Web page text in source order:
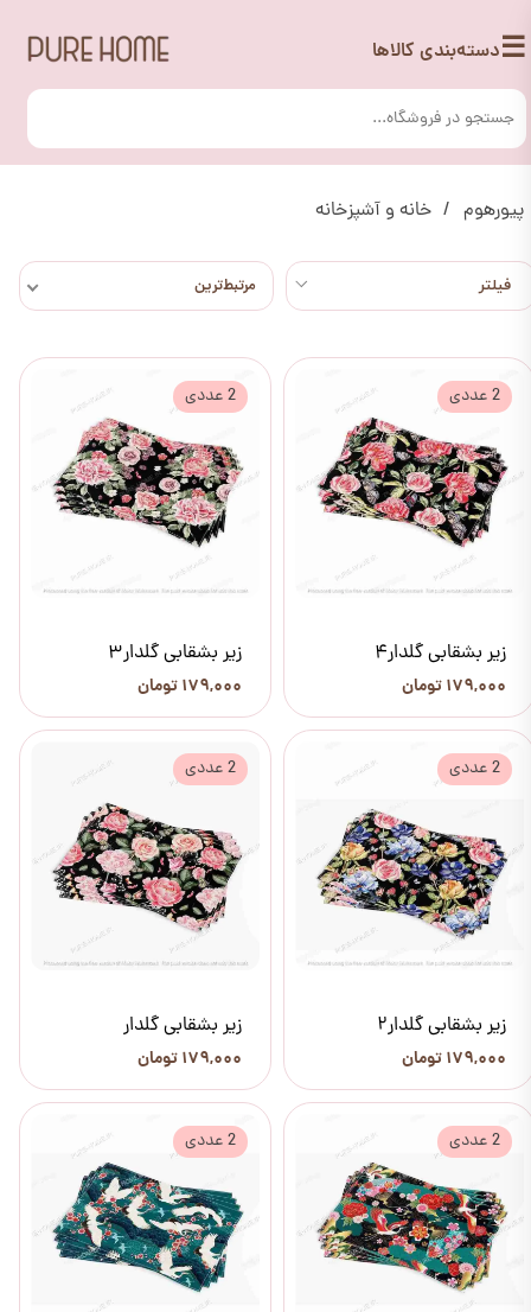
☰دسته‌بندی کالاها
پیورهوم خانه و آشپزخانه
مرتبط‌ترین
زیر بشقابی گلدار4
۱۷۹,۰۰۰ تومان
2 عددی
زیر بشقابی گلدار3
۱۷۹,۰۰۰ تومان
2 عددی
زیر بشقابی گلدار2
۱۷۹,۰۰۰ تومان
2 عددی
زیر بشقابی گلدار
۱۷۹,۰۰۰ تومان
2 عددی
2 عددی 2 عددی